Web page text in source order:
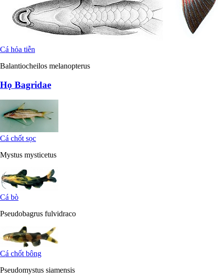
Cá hỏa tiễn
Balantiocheilos melanopterus
Họ Bagridae
Cá chốt sọc
Mystus mysticetus
Cá bò
Pseudobagrus fulvidraco
Cá chốt bông
Pseudomystus siamensis